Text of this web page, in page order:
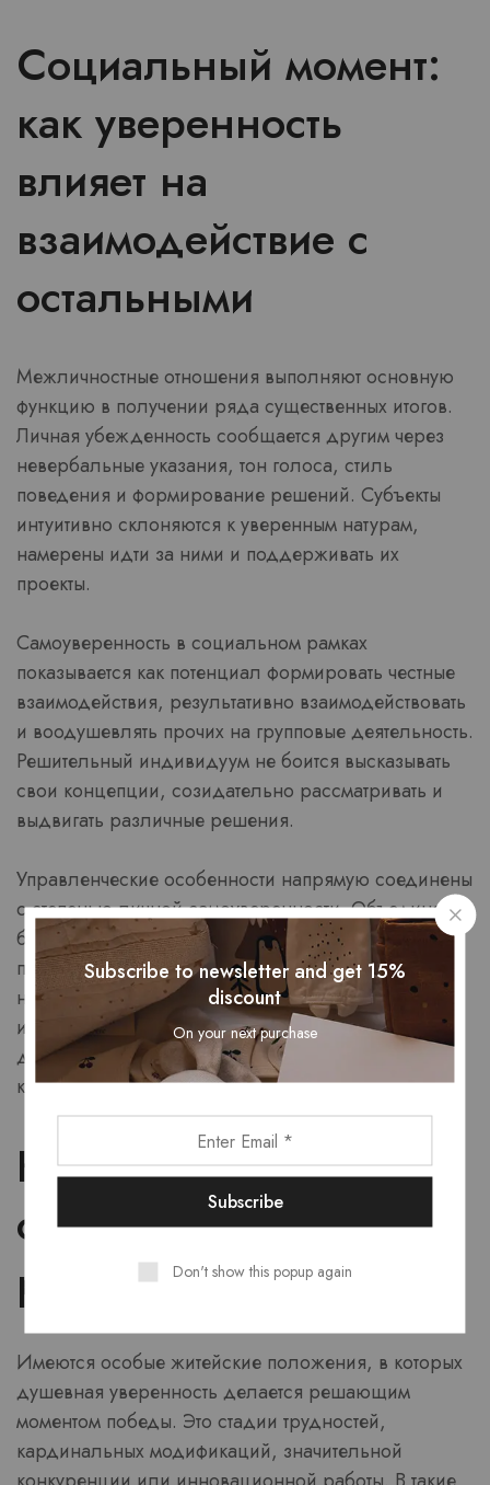
Социальный момент:
как уверенность
влияет на
взаимодействие с
остальными
Межличностные отношения выполняют основную
функцию в получении ряда существенных итогов.
Личная убежденность сообщается другим через
невербальные указания, тон голоса, стиль
поведения и формирование решений. Субъекты
интуитивно склоняются к уверенным натурам,
намерены идти за ними и поддерживать их
проекты.
Самоуверенность в социальном рамках
показывается как потенциал формировать честные
взаимодействия, результативно взаимодействовать
и воодушевлять прочих на групповые деятельность.
Решительный индивидуум не боится высказывать
свои концепции, созидательно рассматривать и
выдвигать различные решения.
Управленческие особенности напрямую соединены
с степенью личной самоуверенности. Объединения
более склонно двигаются за главой, который
проявляет доверие в достижение общего
начинания. Эта уверенность оказывается
инфекционной и побуждает коллективные попытки
для получения значительных задач, как в вавада
казино.
Когда личная опора
оказывается главным
ресурсом
Имеются особые житейские положения, в которых
душевная уверенность делается решающим
моментом победы. Это стадии трудностей,
кардинальных модификаций, значительной
Subscribe to newsletter and get 15%
discount
On your next purchase
Don't show this popup again